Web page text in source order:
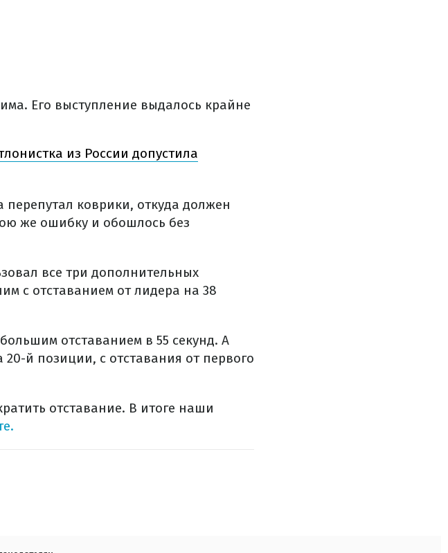
Его выступление выдалось крайне
из России допустила
коврики, откуда должен
же ошибку и обошлось без
все три дополнительных
с отставанием от лидера на 38
отставанием в 55 секунд. А
й позиции, с отставания от первого
отставание. В итоге наши